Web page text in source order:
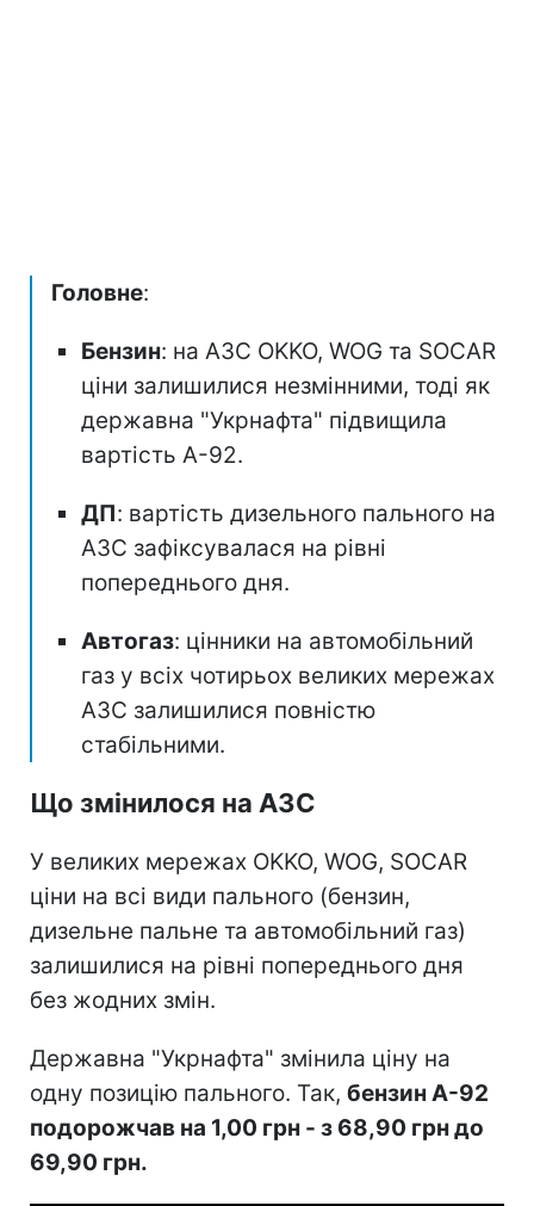
Головне:
Бензин: на АЗС OKKO, WOG та SOCAR
ціни залишилися незмінними, тоді як
державна "Укрнафта" підвищила
вартість А-92.
ДП: вартість дизельного пального на
АЗС зафіксувалася на рівні
попереднього дня.
Автогаз: цінники на автомобільний
газ у всіх чотирьох великих мережах
АЗС залишилися повністю
стабільними.
Що змінилося на АЗС
У великих мережах OKKO, WOG, SOCAR
ціни на всі види пального (бензин,
дизельне пальне та автомобільний газ)
залишилися на рівні попереднього дня
без жодних змін.
Державна "Укрнафта" змінила ціну на
одну позицію пального. Так, бензин А-92
подорожчав на 1,00 грн - з 68,90 грн до
69,90 грн.